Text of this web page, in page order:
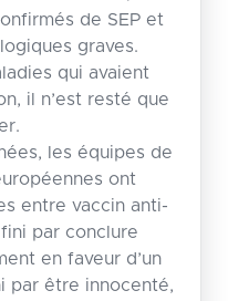
de SEP et
graves.
qui avaient
il n’est resté que
les équipes de
ont
entre vaccin anti-
par conclure
en faveur d’un
par être innocenté,